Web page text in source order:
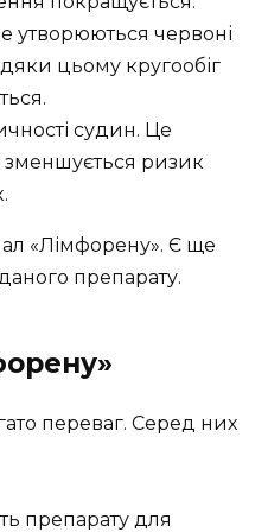
утворюються червоні
цьому кругообіг
судин. Це
зменшується ризик
«Лімфорену». Є ще
препарату.
переваг. Серед них
препарату для